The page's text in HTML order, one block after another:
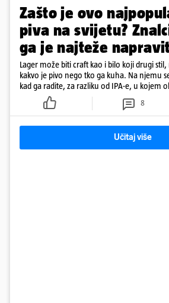
Zašto je ovo
piva na svijetu?
ga je najteže
Lager može biti craft kao i bilo koji drugi
kakvo je pivo nego tko ga kuha. Na njemu
kad ga radite, za razliku od IPA-e, u kojem
8
Učitaj više